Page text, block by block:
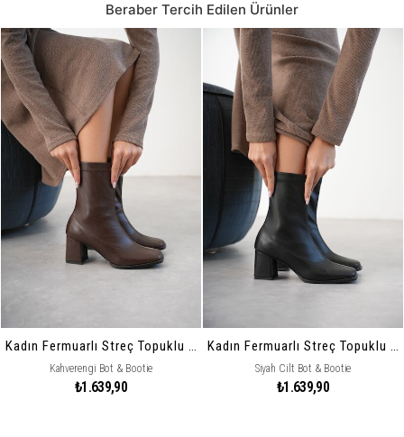
Beraber Tercih Edilen Ürünler
Kahverengi Bot & Bootie
₺1.639,90
Siyah Cilt Bot & Bootie
₺1.639,90